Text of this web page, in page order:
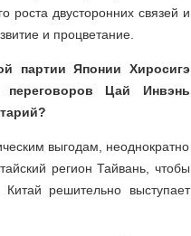
роста двусторонних связей и
и процветание.
партии Японии Хиросигэ
Цай Инвэнь
выгодам, неоднократно
регион Тайвань, чтобы
решительно выступает